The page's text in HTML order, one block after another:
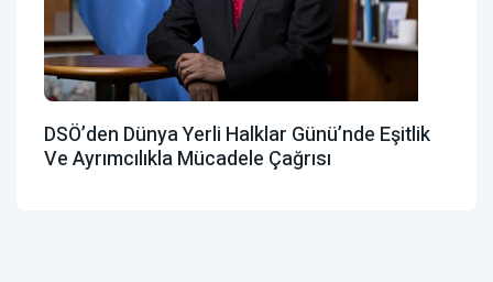
DSÖ’den Dünya Yerli Halklar Günü’nde Eşitlik
Ve Ayrımcılıkla Mücadele Çağrısı